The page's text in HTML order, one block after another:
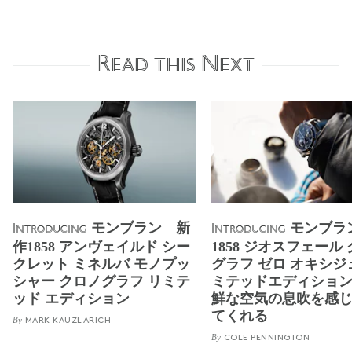
Read this Next
Introducing モンブラン 新
作1858 アンヴェイルド シー
クレット ミネルバ モノプッ
シャー クロノグラフ リミテ
ッド エディション
By MARK KAUZLARICH
Introducing モンブ
1858 ジオスフェール
グラフ ゼロ オキシジ
ミテッドエディショ
鮮な空気の息吹を感
てくれる
By COLE PENNINGTON